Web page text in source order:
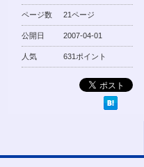
ページ数 21ページ
公開日 2007-04-01
人気 631ポイント